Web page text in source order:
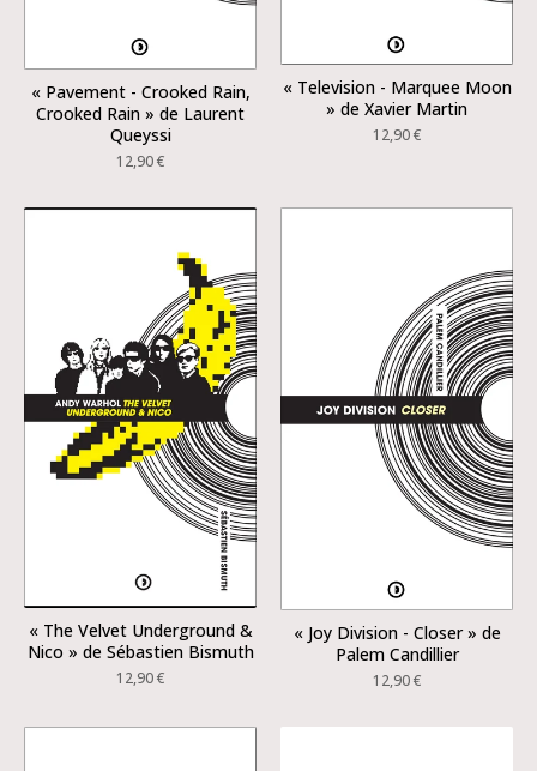
« Pavement - Crooked Rain,
Crooked Rain » de Laurent
Queyssi
12,90€
« Television - Marquee Moon
» de Xavier Martin
12,90€
« The Velvet Underground &
Nico » de Sébastien Bismuth
12,90€
« Joy Division - Closer » de
Palem Candillier
12,90€